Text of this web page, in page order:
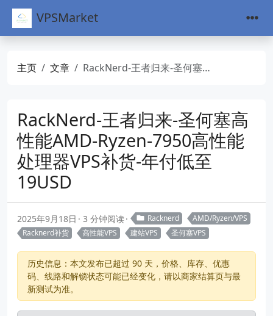
VPSMarket
主页 文章 RackNerd-王者归来-圣何塞高性能AMD-Ryzen-7950高性能处理器VPS补货-年付低至19USD
RackNerd-王者归来-圣何塞高
性能AMD-Ryzen-7950高性能
处理器VPS补货-年付低至
19USD
2025年9月18日 3 分钟阅读 Racknerd
AMD/Ryzen/VPS
Racknerd补货
高性能VPS 建站VPS 圣何塞VPS
历史信息：本文发布已超过 90 天，价格、库存、优惠
码、线路和解锁状态可能已经变化，请以商家结算页与最
新测试为准。